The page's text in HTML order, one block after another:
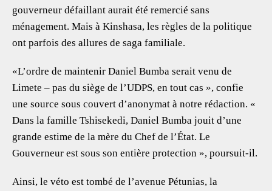
gouverneur défaillant aurait été remercié sans
ménagement. Mais à Kinshasa, les règles de la politique
ont parfois des allures de saga familiale.
«L’ordre de maintenir Daniel Bumba serait venu de
Limete – pas du siège de l’UDPS, en tout cas », confie
une source sous couvert d’anonymat à notre rédaction. «
Dans la famille Tshisekedi, Daniel Bumba jouit d’une
grande estime de la mère du Chef de l’État. Le
Gouverneur est sous son entière protection », poursuit-il.
Ainsi, le véto est tombé de l’avenue Pétunias, la